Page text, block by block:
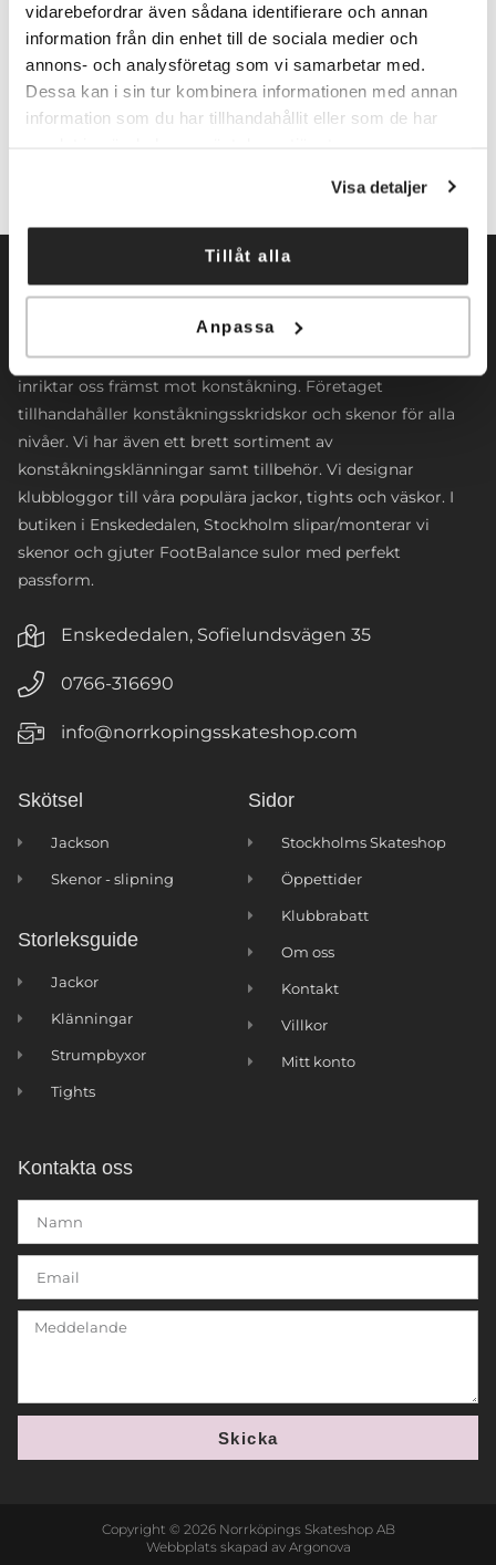
vidarebefordrar även sådana identifierare och annan
information från din enhet till de sociala medier och
annons- och analysföretag som vi samarbetar med.
Dessa kan i sin tur kombinera informationen med annan
information som du har tillhandahållit eller som de har
Visa detaljer
Tillåt alla
Anpassa
Lägg till i varukorg
Norrköpings Skateshop startade sin verksamhet 2009. Vi
inriktar oss främst mot konståkning. Företaget
tillhandahåller konståkningsskridskor och skenor för alla
nivåer. Vi har även ett brett sortiment av
konståkningsklänningar samt tillbehör. Vi designar
klubbloggor till våra populära jackor, tights och väskor. I
butiken i Enskededalen, Stockholm slipar/monterar vi
skenor och gjuter FootBalance sulor med perfekt
passform.
Enskededalen, Sofielundsvägen 35
0766-316690
info@norrkopingsskateshop.com
Skötsel
Jackson
Skenor - slipning
Storleksguide
Jackor
Klänningar
Strumpbyxor
Tights
Sidor
Stockholms Skateshop
Öppettider
Klubbrabatt
Om oss
Kontakt
Villkor
Mitt konto
Kontakta oss
Skicka
Copyright © 2026 Norrköpings Skateshop AB
Webbplats skapad av Argonova